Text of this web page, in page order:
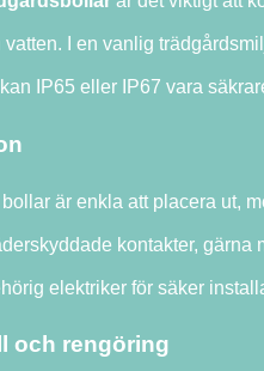
vatten. I en vanlig
IP65 eller IP67 vara
är enkla att placera ut,
kontakter,
elektriker för säker
och rengöring